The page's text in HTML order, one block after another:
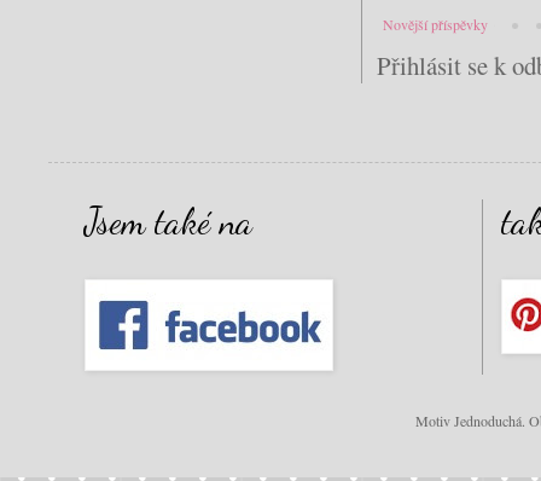
Novější příspěvky
Přihlásit se k
Jsem také na
Motiv Jednoduchá.